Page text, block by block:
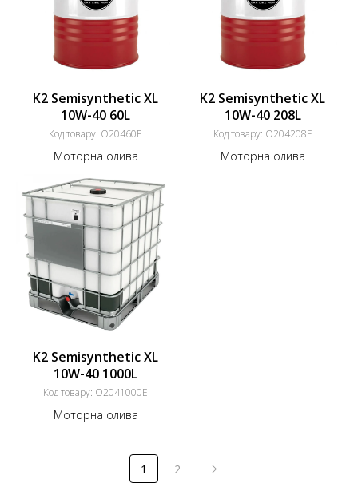
K2 Semisynthetic XL
10W-40 60L
Код товару: O20460E
Моторна олива
K2 Semisynthetic XL
10W-40 208L
Код товару: O204208E
Моторна олива
K2 Semisynthetic XL
10W-40 1000L
Код товару: O2041000E
Моторна олива
1 2